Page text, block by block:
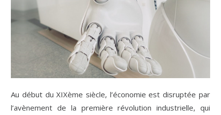
Au début du XIXème siècle, l’économie est disruptée par
l’avènement de la première révolution industrielle, qui